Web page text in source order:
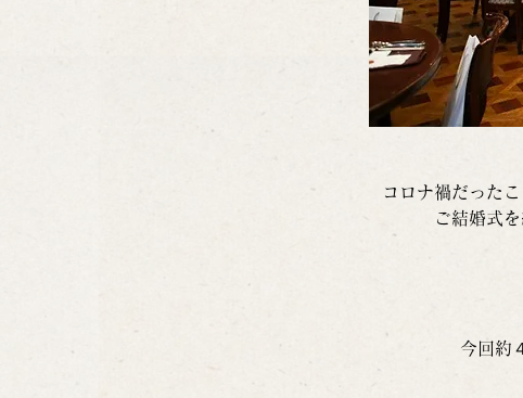
コロナ禍だった
ご結婚式
今回約